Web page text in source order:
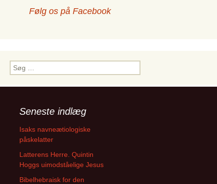
Følg os på Facebook
Søg
efter:
Seneste indlæg
Isaks navneætiologiske
påskelatter
Latterens Herre. Quintin
Hoggs uimodståelige Jesus
Bibelhebraisk for den